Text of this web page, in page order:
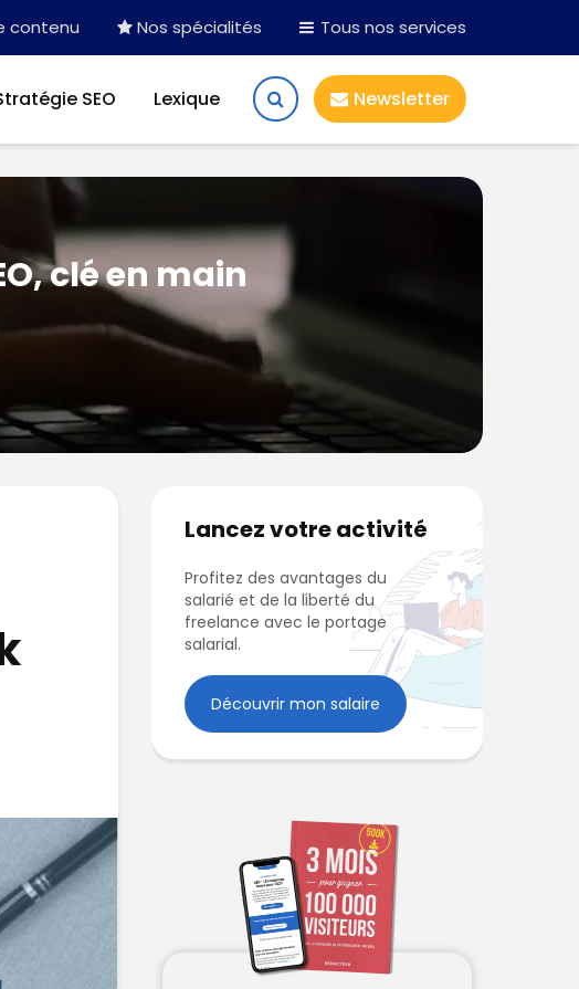
contenu Nos spécialités Tous nos services
SEO Lexique Newsletter
clé en main
Lancez votre activité
Profitez des avantages du
salarié et de la liberté du
freelance avec le portage
salarial.
Découvrir mon salaire